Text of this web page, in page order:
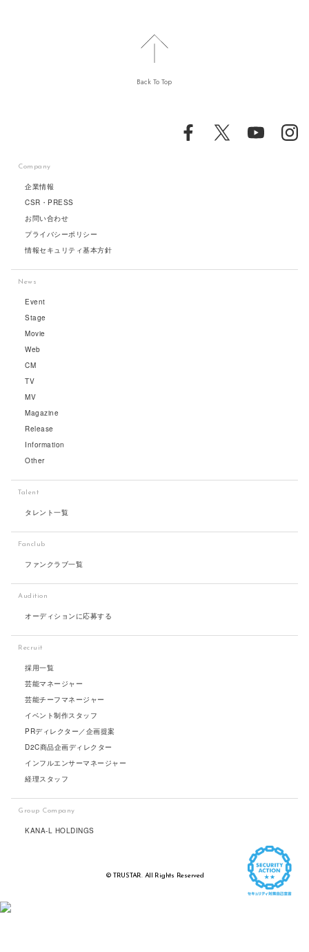
Back To Top
Company
企業情報
CSR・PRESS
お問い合わせ
プライバシーポリシー
情報セキュリティ基本方針
News
Event
Stage
Movie
Web
CM
TV
MV
Magazine
Release
Information
Other
Talent
タレント一覧
Fanclub
ファンクラブ一覧
Audition
オーディションに応募する
Recruit
採用一覧
芸能マネージャー
芸能チーフマネージャー
イベント制作スタッフ
PRディレクター／企画提案
D2C商品企画ディレクター
インフルエンサーマネージャー
経理スタッフ
Group Company
KANA-L HOLDINGS
© TRUSTAR. All Rights Reserved